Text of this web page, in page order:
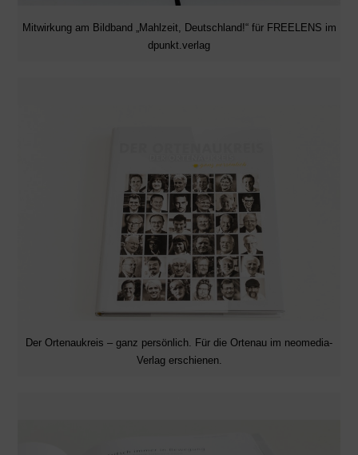
Mitwirkung am Bildband „Mahlzeit, Deutschland!“ für FREELENS im
dpunkt.verlag
Der Ortenaukreis – ganz persönlich. Für die Ortenau im neomedia-
Verlag erschienen.